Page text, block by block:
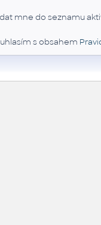
mne do seznamu
s obsahem